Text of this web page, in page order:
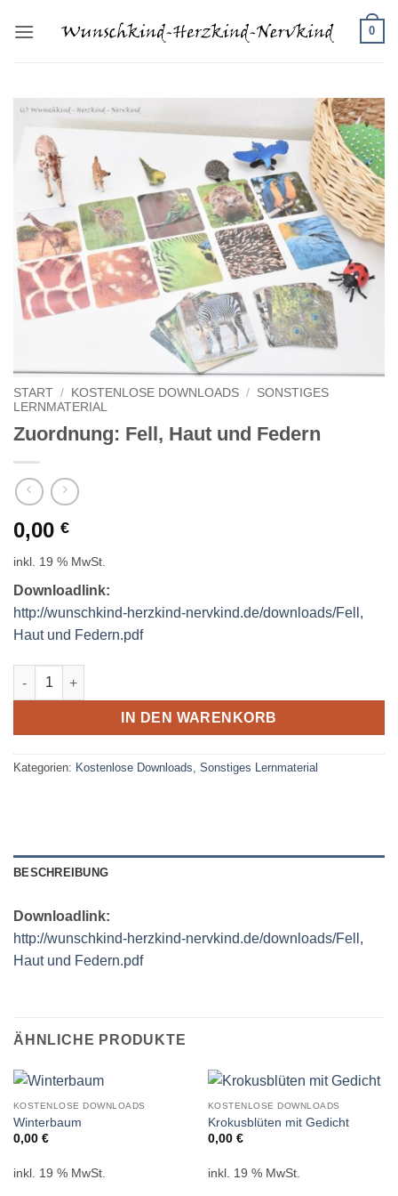
Inhalt
0
START / KOSTENLOSE DOWNLOADS / SONSTIGES
LERNMATERIAL
Zuordnung: Fell, Haut und Federn
0,00 €
inkl. 19 % MwSt.
Downloadlink:
http://wunschkind-herzkind-nervkind.de/downloads/Fell,
Haut und Federn.pdf
Zuordnung: Fell, Haut und Federn Menge
IN DEN WARENKORB
Kategorien: Kostenlose Downloads, Sonstiges Lernmaterial
BESCHREIBUNG
Downloadlink:
http://wunschkind-herzkind-nervkind.de/downloads/Fell,
Haut und Federn.pdf
ÄHNLICHE PRODUKTE
KOSTENLOSE DOWNLOADS
Winterbaum
0,00 €
inkl. 19 % MwSt.
KOSTENLOSE DOWNLOADS
Krokusblüten mit Gedicht
0,00 €
inkl. 19 % MwSt.